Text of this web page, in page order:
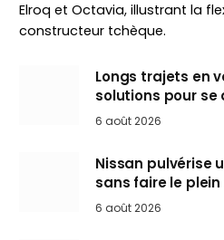
Elroq et Octavia, illustrant la
constructeur tchèque.
Longs trajets en
solutions pour se
6 août 2026
Nissan pulvérise
sans faire le plein
6 août 2026